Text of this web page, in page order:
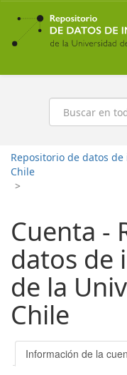
Ir
contenido
principal
Buscar
Repositorio de datos
Chile
>
Cuenta -
datos de
de la
Chile
Información de la